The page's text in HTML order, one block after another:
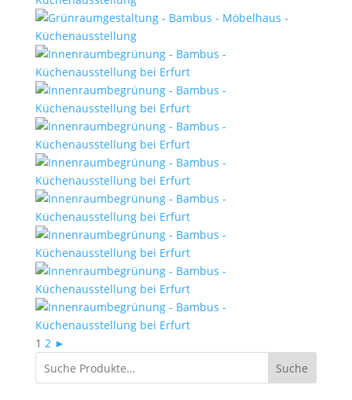
1 2 ►
Suche